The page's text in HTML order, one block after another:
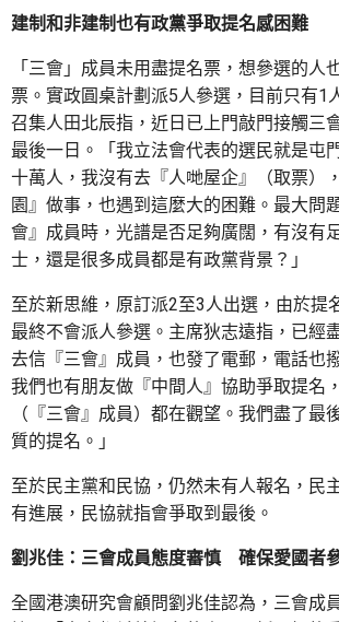
建制和非建制也有政黨爭取提名感困難
「三會」成員未用盡提名票，想參選的人
票。實政圓桌計劃派5人參選，目前只有1
召集人田北辰指，近日已上門敲門接觸三
最後一日。「我立法會代表的選民就是屯
十萬人，我沒有去『人哋屋企』（取票）
園』做事，也遇到這麼大的困難。最大問
會』成員時，光譜是否足夠廣闊，有沒有
士，還是很多成員都是有政黨背景？」
至於新思維，原訂派2至3人出選，由於提
最終不會派人參選。主席狄志遠指，已經
去信『三會』成員，也發了電郵，電話也
我們也有朋友做『中間人』協助爭取提名
（『三會』成員）都在觀望。我們盡了最
質的提名。」
至於民主黨和民協，仍然未有人報名，民
有進展，民協就指會爭取到最後。
劉兆佳：三會成員態度審慎 確保愛國者
全國港澳研究會顧問劉兆佳認為，三會成